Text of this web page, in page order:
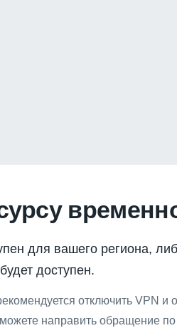
для вашего региона,
доступен.
отключить VPN и
направить обращение по